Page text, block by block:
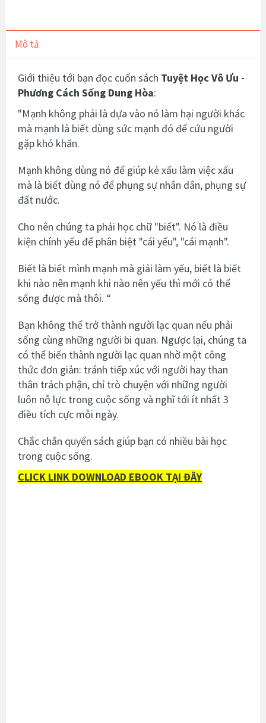
Mô tả
Giới thiệu tới bạn đọc cuốn sách Tuyệt Học Vô Ưu -
Phương Cách Sống Dung Hòa:
"Mạnh không phải là dựa vào nó làm hại người khác
mà mạnh là biết dùng sức mạnh đó để cứu người
gặp khó khăn.
Mạnh không dùng nó để giúp kẻ xấu làm việc xấu
mà là biết dùng nó để phụng sự nhân dân, phụng sự
đất nước.
Cho nên chúng ta phải học chữ "biết". Nó là điều
kiện chính yếu để phân biệt "cái yếu", "cái mạnh".
Biết là biết mình mạnh mà giải làm yếu, biết là biết
khi nào nên mạnh khi nào nên yếu thì mới có thể
sống được mà thôi. “
Bạn không thể trở thành người lạc quan nếu phải
sống cùng những người bi quan. Ngược lại, chúng ta
có thể biến thành người lạc quan nhờ một công
thức đơn giản: tránh tiếp xúc với người hay than
thân trách phận, chỉ trò chuyện với những người
luôn nỗ lực trong cuộc sống và nghĩ tới ít nhất 3
điều tích cực mỗi ngày.
Chắc chắn quyển sách giúp bạn có nhiều bài học
trong cuộc sống.
CLICK LINK DOWNLOAD EBOOK TẠI ĐÂY